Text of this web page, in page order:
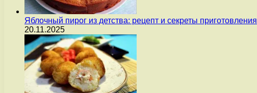
Яблочный пирог из детства: рецепт и секреты приготовления
20.11.2025